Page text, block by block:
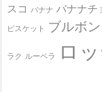
スコ バナナ バナナチ
ビスケット ブルボン
ラク ルーベラ ロ